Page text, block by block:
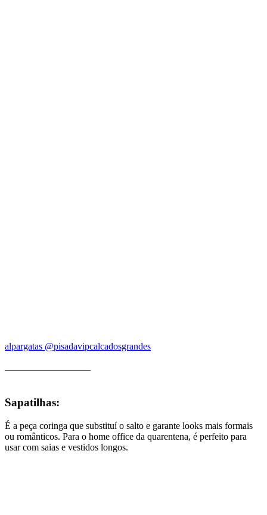
alpargatas @pisadavipcalcadosgrandes
Sapatilhas:
É a peça coringa que substituí o salto e garante looks mais formais
ou românticos. Para o home office da quarentena, é perfeito para
usar com saias e vestidos longos.